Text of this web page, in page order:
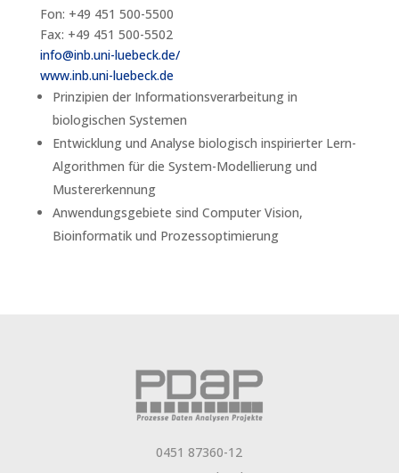
Fon: +49 451 500-5500
Fax: +49 451 500-5502
info@inb.uni-luebeck.de/
www.inb.uni-luebeck.de
Prinzipien der Informationsverarbeitung in
biologischen Systemen
Entwicklung und Analyse biologisch inspirierter Lern-
Algorithmen für die System-Modellierung und
Mustererkennung
Anwendungsgebiete sind Computer Vision,
Bioinformatik und Prozessoptimierung
0451 87360-12